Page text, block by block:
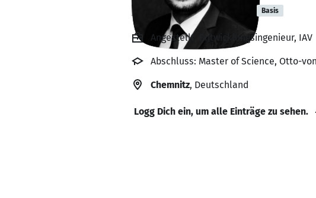
Danny Füßmann Basis
Angestellt, Entwicklungsingenieur, IAV
Abschluss: Master of Science, Otto-
Chemnitz, Deutschland
Logg Dich ein, um alle Einträge zu sehen.